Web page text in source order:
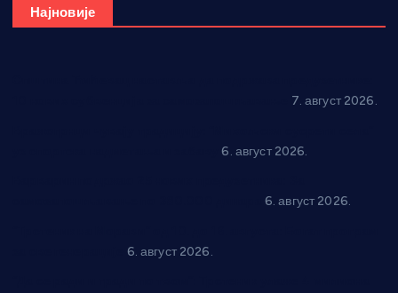
Најновије
7. август 2026.
6. август 2026.
6. август 2026.
6. август 2026.